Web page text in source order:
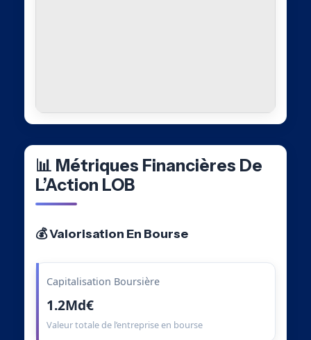
📊 Métriques Financières De
L’Action LOB
💰 Valorisation En Bourse
Capitalisation Boursière
1.2Md€
Valeur totale de l’entreprise en bourse